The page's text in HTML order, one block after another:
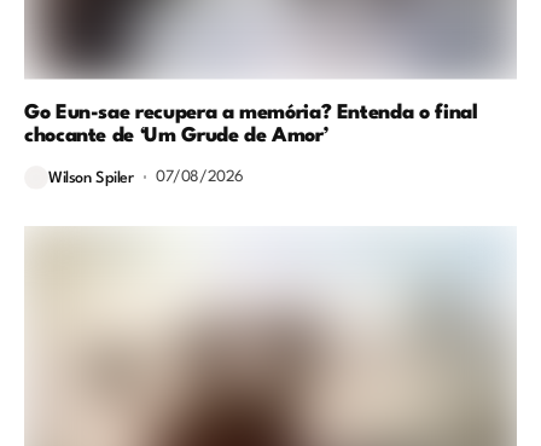
Go Eun-sae recupera a memória? Entenda o final
chocante de ‘Um Grude de Amor’
Wilson Spiler 07/08/2026